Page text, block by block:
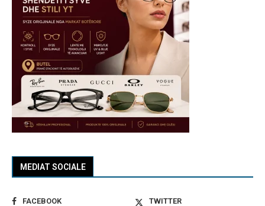
MEDIAT SOCIALE
FACEBOOK
TWITTER